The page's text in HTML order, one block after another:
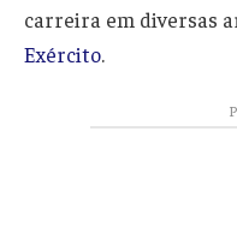
carreira em diversas
Exército.